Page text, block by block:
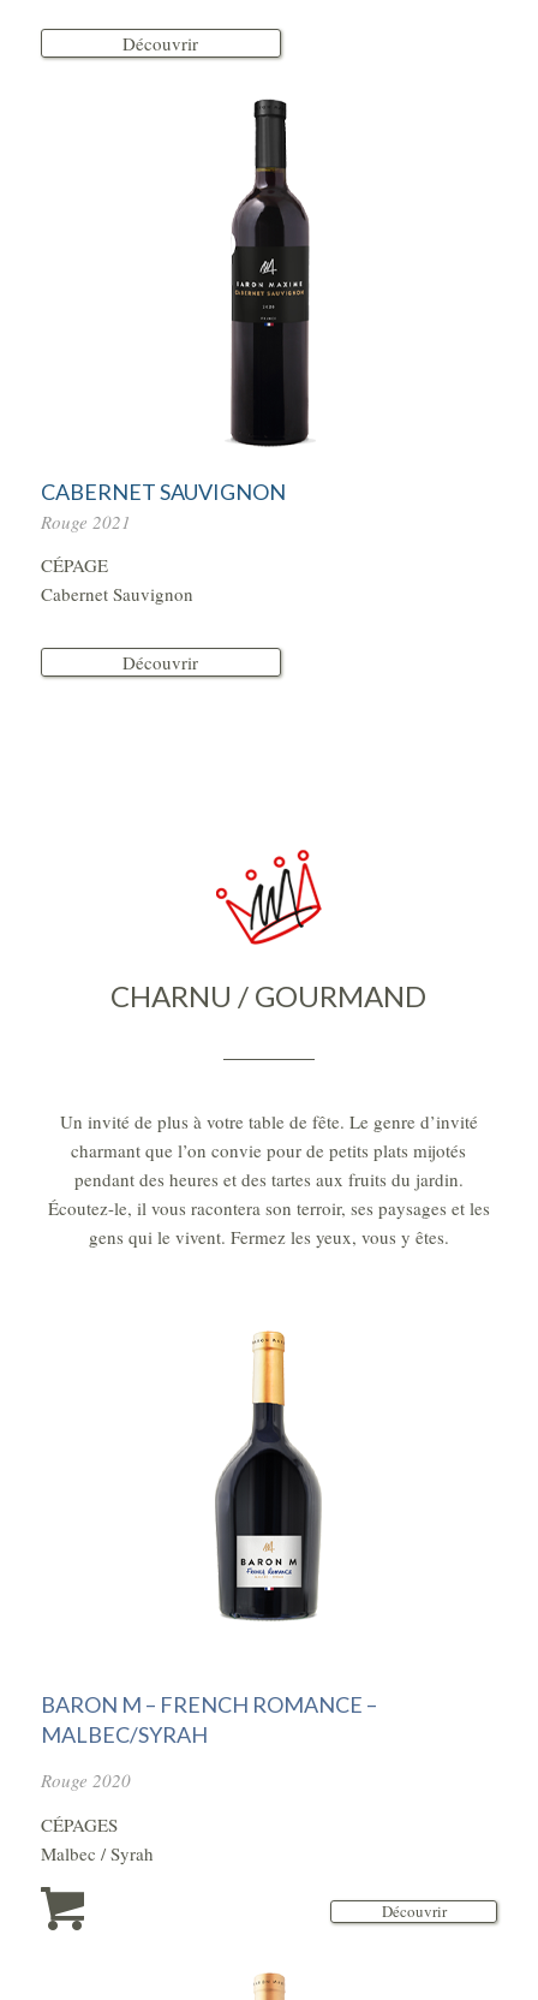
Découvrir
CABERNET SAUVIGNON
Rouge 2021
CÉPAGE
Cabernet Sauvignon
Découvrir
CHARNU / GOURMAND
Un invité de plus à votre table de fête. Le genre d’invité
charmant que l’on convie pour de petits plats mijotés
pendant des heures et des tartes aux fruits du jardin.
Écoutez-le, il vous racontera son terroir, ses paysages et les
gens qui le vivent. Fermez les yeux, vous y êtes.
BARON M – FRENCH ROMANCE –
MALBEC/SYRAH
Rouge 2020
CÉPAGES
Malbec / Syrah
Découvrir